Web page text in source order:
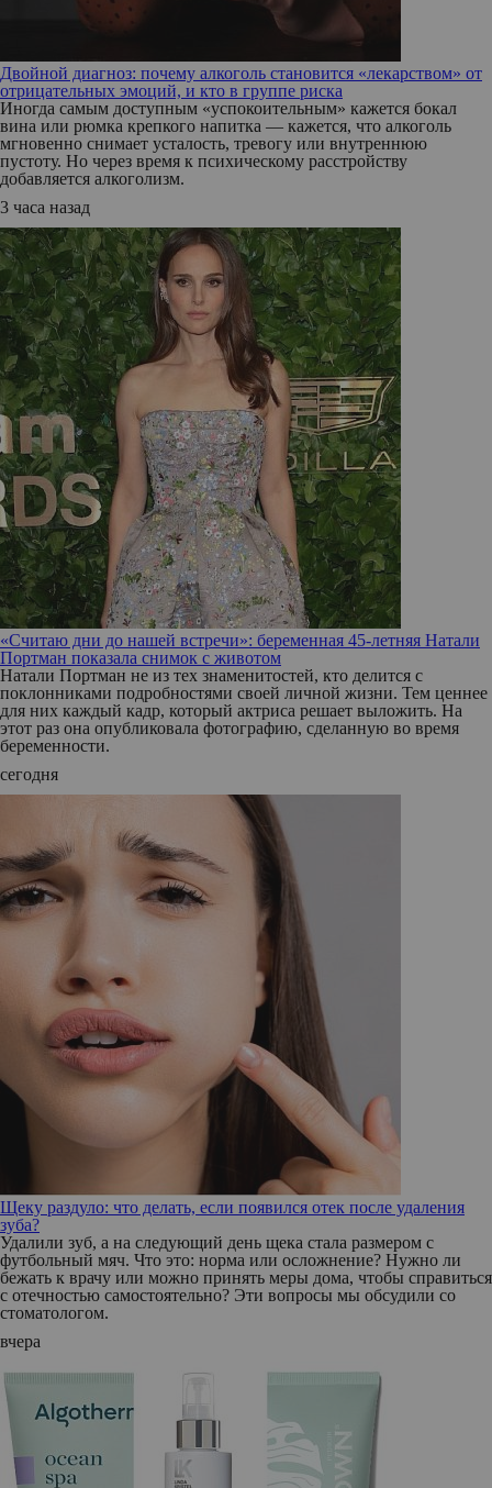
Двойной диагноз: почему алкоголь становится «лекарством» от
отрицательных эмоций, и кто в группе риска
Иногда самым доступным «успокоительным» кажется бокал
вина или рюмка крепкого напитка — кажется, что алкоголь
мгновенно снимает усталость, тревогу или внутреннюю
пустоту. Но через время к психическому расстройству
добавляется алкоголизм.
3 часа назад
«Считаю дни до нашей встречи»: беременная 45-летняя Натали
Портман показала снимок с животом
Натали Портман не из тех знаменитостей, кто делится с
поклонниками подробностями своей личной жизни. Тем ценнее
для них каждый кадр, который актриса решает выложить. На
этот раз она опубликовала фотографию, сделанную во время
беременности.
сегодня
Щеку раздуло: что делать, если появился отек после удаления
зуба?
Удалили зуб, а на следующий день щека стала размером с
футбольный мяч. Что это: норма или осложнение? Нужно ли
бежать к врачу или можно принять меры дома, чтобы справиться
с отечностью самостоятельно? Эти вопросы мы обсудили со
стоматологом.
вчера